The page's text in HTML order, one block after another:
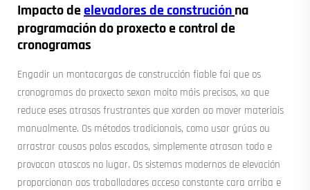
Impacto deelevadores de construciónna
programación do proxecto e control de
cronogramas
Engadir un montacargas de construcción fiable fai que os
cronogramas do proxecto sexan moito máis precisos, xa que
reduce eses atrasos frustrantes que xorden ao mover materiais
manualmente. Os métodos tradicionais, como usar grúas ou
arrastrar cousas polas escadas, simplemente atrasan todo e
provocan atascos no lugar. Os sistemas modernos de elevación
proporcionan aos traballadores acceso constante cara arriba e